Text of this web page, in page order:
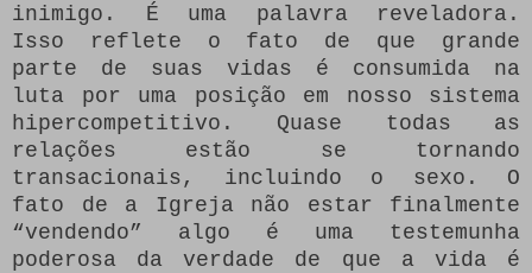
inimigo.
É uma palavra reveladora.
Isso reflete o fato de que grande
parte de suas vidas é consumida na
luta por uma posição em nosso sistema
hipercompetitivo.
Quase todas as
relações estão se tornando
transacionais, incluindo o sexo.
O
fato de a Igreja não estar finalmente
“vendendo” algo é uma testemunha
poderosa da verdade de que a vida é